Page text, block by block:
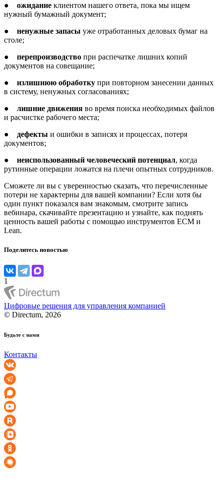
● ожидание клиентом нашего ответа, пока мы ищем
нужный бумажный документ;
● ненужные запасы уже отработанных деловых бумаг на
столе;
● перепроизводство при распечатке лишних копий
документов на совещание;
● излишнюю обработку при повторном занесении данных
в систему, ненужных согласованиях;
● лишние движения во время поиска необходимых файлов
и расчистке рабочего места;
● дефекты и ошибки в записях и процессах, потеря
документов;
● неиспользованный человеческий потенциал, когда
рутинные операции ложатся на плечи опытных сотрудников.
Сможете ли вы с уверенностью сказать, что перечисленные
потери не характерны для вашей компании? Если хотя бы
один пункт показался вам знакомым, смотрите запись
вебинара, скачивайте презентацию и узнайте, как поднять
ценность вашей работы с помощью инструментов ECM и
Lean.
Поделитесь новостью
1
Цифровые решения для управления компанией
© Directum, 2026
Будьте с нами
Контакты